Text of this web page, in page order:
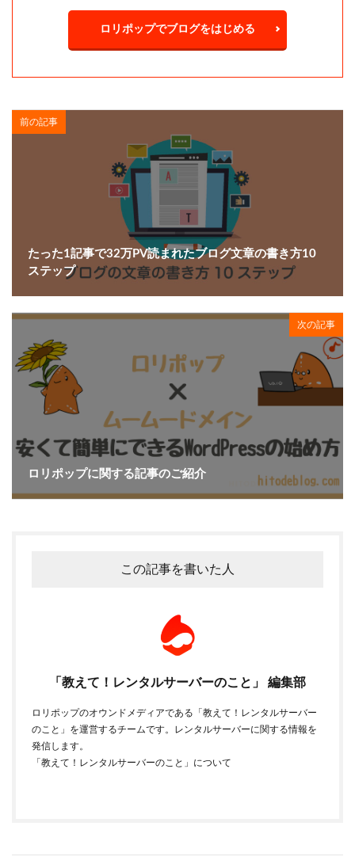
ロリポップでブログをはじめる
前の記事
たった1記事で32万PV読まれたブログ文章の書き方10
ステップ
次の記事
ロリポップに関する記事のご紹介
この記事を書いた人
「教えて！レンタルサーバーのこと」 編集部
ロリポップのオウンドメディアである「教えて！レンタルサーバー
のこと」を運営するチームです。レンタルサーバーに関する情報を
発信します。
「教えて！レンタルサーバーのこと」について